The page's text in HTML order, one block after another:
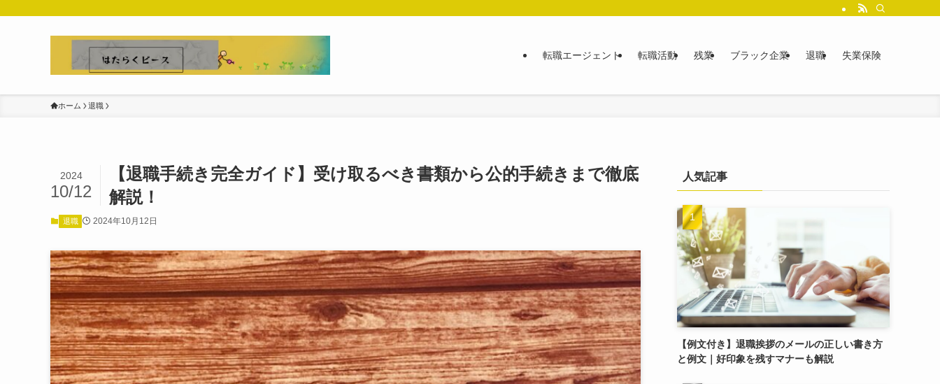
転職エージェント 転職活動 残業 ブラック企業 退職 失業保険
ホーム 退職
【退職手続き完全ガイド】受け取るべき書類から公的手続きまで徹底
解説！
2024
10/12
退職 2024年10月12日
人気記事
【例文付き】退職挨拶のメールの正しい書き方
と例文｜好印象を残すマナーも解説